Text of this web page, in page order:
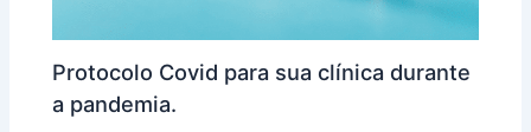
Protocolo Covid para sua clínica durante
a pandemia.